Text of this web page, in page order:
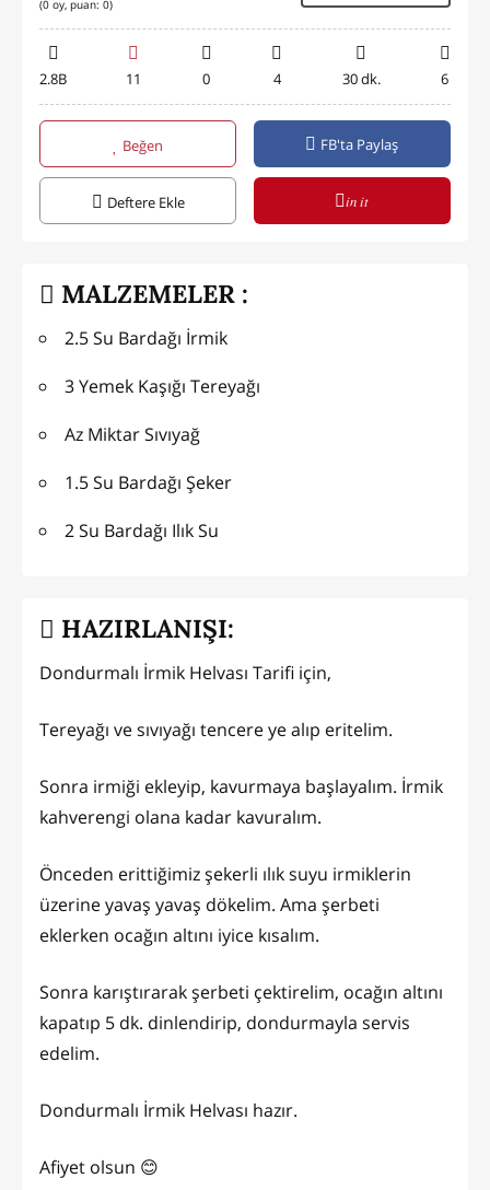
(0 oy, puan: 0)
2.8B 11 0 4 30 dk. 6
Beğen FB'ta Paylaş
Deftere Ekle in it
MALZEMELER :
2.5 Su Bardağı İrmik
3 Yemek Kaşığı Tereyağı
Az Miktar Sıvıyağ
1.5 Su Bardağı Şeker
2 Su Bardağı Ilık Su
HAZIRLANIŞI:
Dondurmalı İrmik Helvası Tarifi için,
Tereyağı ve sıvıyağı tencere ye alıp eritelim.
Sonra irmiği ekleyip, kavurmaya başlayalım. İrmik
kahverengi olana kadar kavuralım.
Önceden erittiğimiz şekerli ılık suyu irmiklerin
üzerine yavaş yavaş dökelim. Ama şerbeti
eklerken ocağın altını iyice kısalım.
Sonra karıştırarak şerbeti çektirelim, ocağın altını
kapatıp 5 dk. dinlendirip, dondurmayla servis
edelim.
Dondurmalı İrmik Helvası hazır.
Afiyet olsun 😊